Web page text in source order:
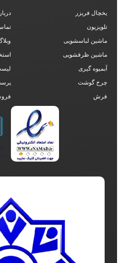
یخچال فریزر
تلویزیون
ماشین لباسشویی
ماشین ظرفشویی
آبمیوه گیری
چرخ گوشت
فرش